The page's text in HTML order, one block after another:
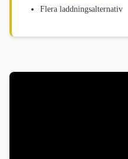
Flera laddningsalternativ